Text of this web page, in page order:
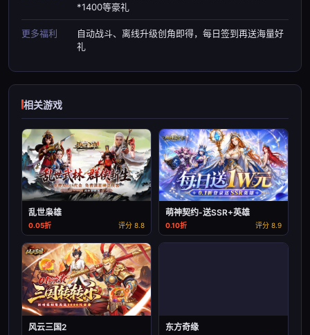
*1400等豪礼
更多福利
自动战斗、离线升级创角即得，每日签到再送海量好
礼
相关游戏
乱世枭雄
0.05折 评分 8.8
萌神契约-送SSR+英雄
0.10折 评分 8.9
风云三国2 东方奇缘